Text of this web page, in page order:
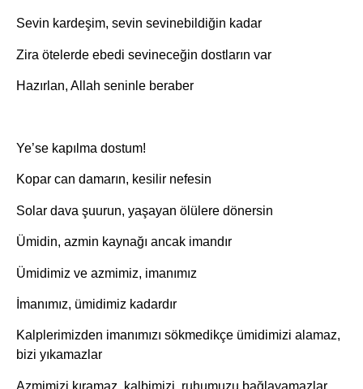
Sevin kardeşim, sevin sevinebildiğin kadar
Zira ötelerde ebedi sevineceğin dostların var
Hazırlan, Allah seninle beraber
Ye’se kapılma dostum!
Kopar can damarın, kesilir nefesin
Solar dava şuurun, yaşayan ölülere dönersin
Ümidin, azmin kaynağı ancak imandır
Ümidimiz ve azmimiz, imanımız
İmanımız, ümidimiz kadardır
Kalplerimizden imanımızı sökmedikçe ümidimizi alamaz,
bizi yıkamazlar
Azmimizi kıramaz, kalbimizi, ruhumuzu bağlayamazlar